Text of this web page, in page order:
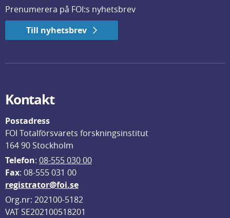
Prenumerera på FOI:s nyhetsbrev
Till nyhetsbrev
Kontakt
Postadress
FOI Totalförsvarets forskningsinstitut
164 90 Stockholm
Telefon: 08-555 030 00
Fax: 08-555 031 00
registrator@foi.se
Org.nr: 202100-5182
VAT SE202100518201